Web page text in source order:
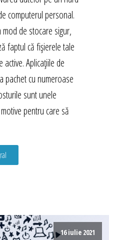
computerul personal.
mod de stocare sigur,
faptul că fișierele tale
active. Aplicațiile de
pachet cu numeroase
sunt unele
pentru care să
16 iulie 2021